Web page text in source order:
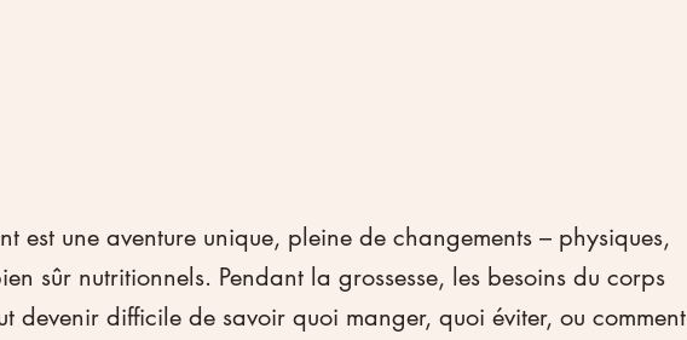
est une aventure unique, pleine de changements – physiques,
sûr nutritionnels. Pendant la grossesse, les besoins du corps
devenir difficile de savoir quoi manger, quoi éviter, ou comment